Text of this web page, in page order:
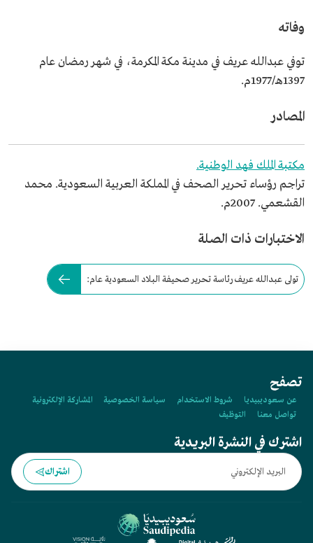
وفاته
توفي عبدالله عريف في مدينة مكة المكرمة، في شهر رمضان عام
1397هـ/1977م.
المصادر
مكتبة الملك فهد الوطنية.
تراجم رؤساء تحرير الصحف في المملكة العربية السعودية. محمد
القشعمي. 2007م.
الاختبارات ذات الصلة
تولى عبدالله عريف رئاسة تحرير صحيفة البلاد السعودية عام:
تصفح
عن سعوديبيديا شروط الاستخدام سياسة الخصوصية
المشاركة الإلكترونية
تواصل معنا
التوظيف
اشترك في النشرة البريدية
اشتراك